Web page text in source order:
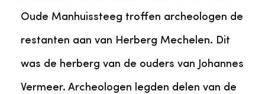
Oude Manhuissteeg troffen archeologen de
restanten aan van Herberg Mechelen. Dit
was de herberg van de ouders van Johannes
Vermeer. Archeologen legden delen van de